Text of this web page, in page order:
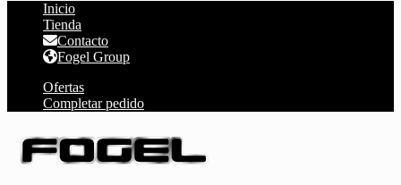
Inicio
Tienda
Contacto
Fogel Group
Ofertas
Completar pedido